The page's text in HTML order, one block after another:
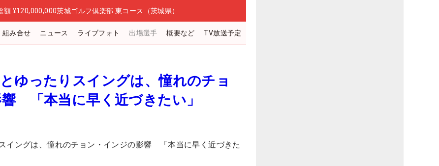
額 ¥120,000,000茨城ゴルフ倶楽部 東コース（茨城県）
組み合せ ニュース ライブフォト 出場選手 概要など TV放送予定
ゆったりスイングは、憧れのチョ
「本当に早く近づきたい」
イングは、憧れのチョン・インジの影響 「本当に早く近づきた